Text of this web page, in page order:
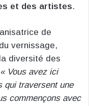
et des artistes.
de
vernissage,
diversité des
« Vous avez ici
qui traversent une
commençons avec